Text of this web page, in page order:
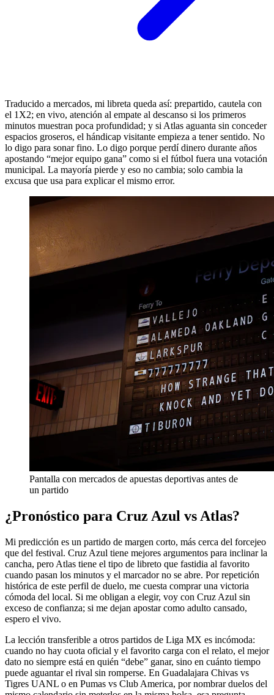
Traducido a mercados, mi libreta queda así: prepartido, cautela con
el 1X2; en vivo, atención al empate al descanso si los primeros
minutos muestran poca profundidad; y si Atlas aguanta sin conceder
espacios groseros, el hándicap visitante empieza a tener sentido. No
lo digo para sonar fino. Lo digo porque perdí dinero durante años
apostando “mejor equipo gana” como si el fútbol fuera una votación
municipal. La mayoría pierde y eso no cambia; solo cambia la
excusa que usa para explicar el mismo error.
Pantalla con mercados de apuestas deportivas antes de
un partido
¿Pronóstico para Cruz Azul vs Atlas?
Mi predicción es un partido de margen corto, más cerca del forcejeo
que del festival. Cruz Azul tiene mejores argumentos para inclinar la
cancha, pero Atlas tiene el tipo de libreto que fastidia al favorito
cuando pasan los minutos y el marcador no se abre. Por repetición
histórica de este perfil de duelo, me cuesta comprar una victoria
cómoda del local. Si me obligan a elegir, voy con Cruz Azul sin
exceso de confianza; si me dejan apostar como adulto cansado,
espero el vivo.
La lección transferible a otros partidos de Liga MX es incómoda:
cuando no hay cuota oficial y el favorito carga con el relato, el mejor
dato no siempre está en quién “debe” ganar, sino en cuánto tiempo
puede aguantar el rival sin romperse. En Guadalajara Chivas vs
Tigres UANL o en Pumas vs Club America, por nombrar duelos del